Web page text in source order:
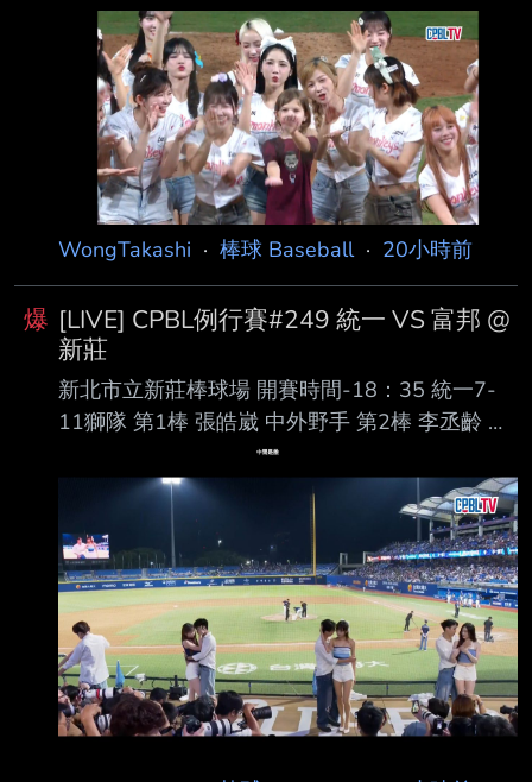
打擊 第3棒 朱育賢 一壘手 第4棒 劉基鴻 三壘手
第5棒 李凱威 二壘手 第6棒 張政禹 游擊手 第7棒
張祐嘉 右外野手 第8棒 蔣少宏 捕手 第9棒 陳子
豪 左外野手 先發投手 鋼龍 樂天桃猿隊 第1棒 陳
晨威 右外野手 第2棒 林政華 中外野手 第3棒
威 克 指定打擊 第4棒 林智平 一壘手 第5棒 張
趙紘 左外野手 第6棒 林子偉 二壘手 第7棒 梁家
榮 三壘手 第8棒 嚴宏鈞 捕手 第9棒
WongTakashi · 棒球 Baseball· 20小時前
爆 [LIVE] CPBL例行賽#249 統一 VS 富邦 @
新莊
新北市立新莊棒球場 開賽時間-18：35 統一7-
11獅隊 第1棒 張皓崴 中外野手 第2棒 李丞齡 右
外野手 第3棒 陳傑憲 左外野手 第4棒 陳鏞基 指
定打擊 第5棒 林子豪 一壘手 第6棒 潘傑楷 三壘
手 第7棒 陳聖平 游擊手 第8棒 張 翔 捕手 第9
棒 林泓弦 二壘手 先發投手 布雷克 富邦悍將隊
第1棒 孔念恩 中外野手 第2棒 林澤彬 二壘手 第3
棒 張育成 指定打擊 第4棒 范國宸 一壘手 第5棒
王苡丞 右外野手 第6棒 董子恩 三壘手 第7棒 戴
培峰 捕手 第8棒 高 捷 左外野手